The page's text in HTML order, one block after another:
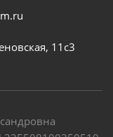
11с3